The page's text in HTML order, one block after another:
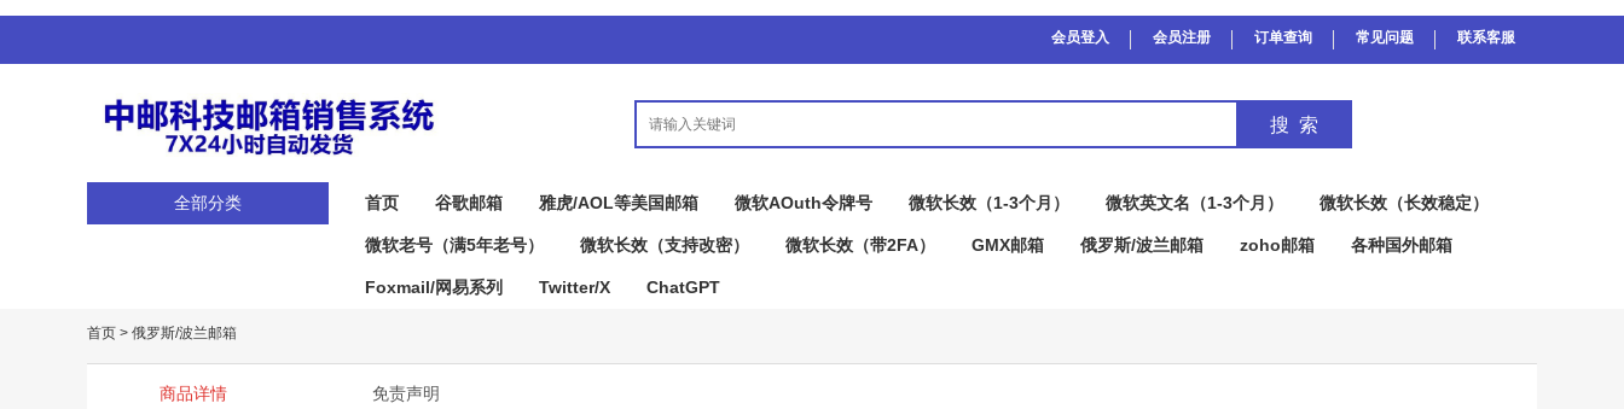
会员登入 会员注册 订单查询 常见问题 联系客服
全部分类 首页 谷歌邮箱 雅虎/AOL等美国邮箱 微软AOuth令牌号 微软长效（1-3个月） 微软英文名（1-3个月） 微软长效（长效稳定）
微软老号（满5年老号） 微软长效（支持改密） 微软长效（带2FA） GMX邮箱 俄罗斯/波兰邮箱 zoho邮箱 各种国外邮箱
Foxmail/网易系列 Twitter/X ChatGPT
首页 > 俄罗斯/波兰邮箱
商品详情 免责声明